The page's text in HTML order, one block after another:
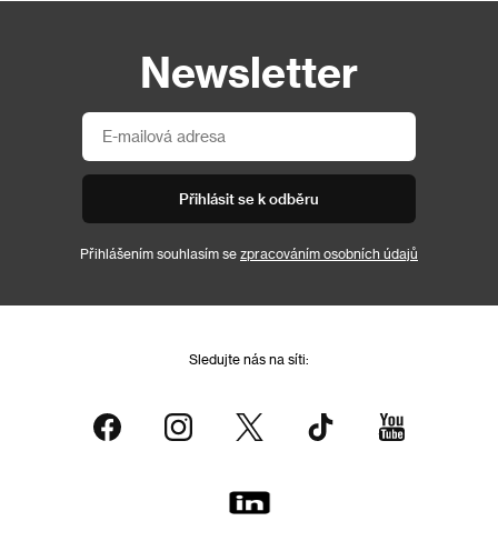
Newsletter
Přihlásit se k odběru
Přihlášením souhlasím se zpracováním osobních údajů
Sledujte nás na síti: